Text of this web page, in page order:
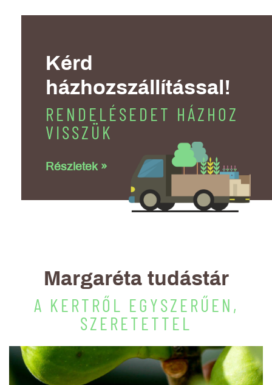
Kérd
házhozszállítással!
RENDELÉSEDET HÁZHOZ
VISSZÜK
Részletek »
Margaréta tudástár
A KERTRŐL EGYSZERŰEN,
SZERETETTEL